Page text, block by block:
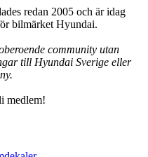
redan 2005 och är idag
bilmärket Hyundai.
community utan
till Hyundai Sverige eller
medlem!